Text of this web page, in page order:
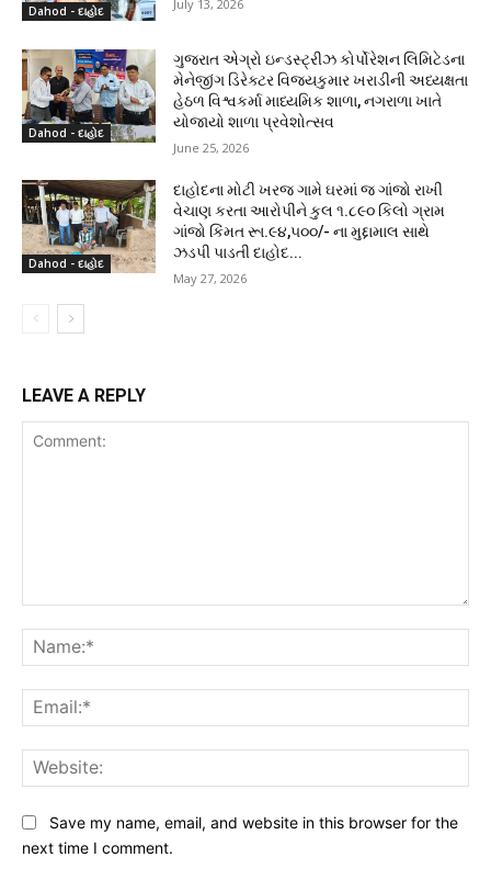
Dahod - દાહોદ July 13, 2026
Dahod - દાહોદ
ગુજરાત એગ્રો ઇન્ડસ્ટ્રીઝ કોર્પોરેશન લિમિટેડના
મેનેજીંગ ડિરેક્ટર વિજયકુમાર ખરાડીની અધ્યક્ષતા
હેઠળ વિશ્વકર્મા માધ્યમિક શાળા, નગરાળા ખાતે
યોજાયો શાળા પ્રવેશોત્સવ
June 25, 2026
Dahod - દાહોદ
દાહોદના મોટી ખરજ ગામે ઘરમાં જ ગાંજો રાખી
વેચાણ કરતા આરોપીને કુલ ૧.૮૯૦ કિલો ગ્રામ
ગાંજો કિંમત રૂા.૯૪,૫૦૦/- ના મુદ્દામાલ સાથે
ઝડપી પાડતી દાહોદ...
May 27, 2026
LEAVE A REPLY
Save my name, email, and website in this browser for the
next time I comment.